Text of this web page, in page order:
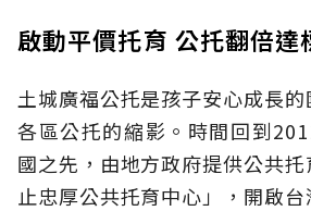
啟動平價托育 公托翻倍達
土城廣福公托是孩子安心成長
各區公托的縮影。時間回到
國之先，由地方政府提供公共
止忠厚公共托育中心」，開啟